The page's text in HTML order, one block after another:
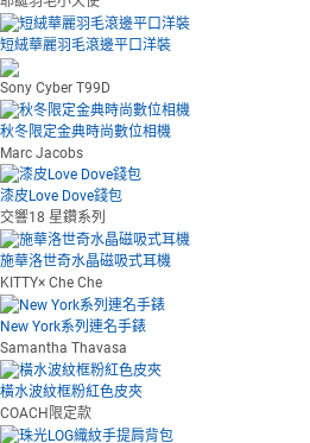
短絨華麗羽毛滾邊平口洋裝
Sony Cyber T99D
秋冬限定金典時尚數位相機
Marc Jacobs
漆皮Love Dove錢包
交響18 星鑽系列
施華洛世奇水晶磁吸式耳機
KITTY× Che Che
New York系列連名手錶
Samantha Thavasa
橫水波紋框粉紅色皮夾
COACH限定款